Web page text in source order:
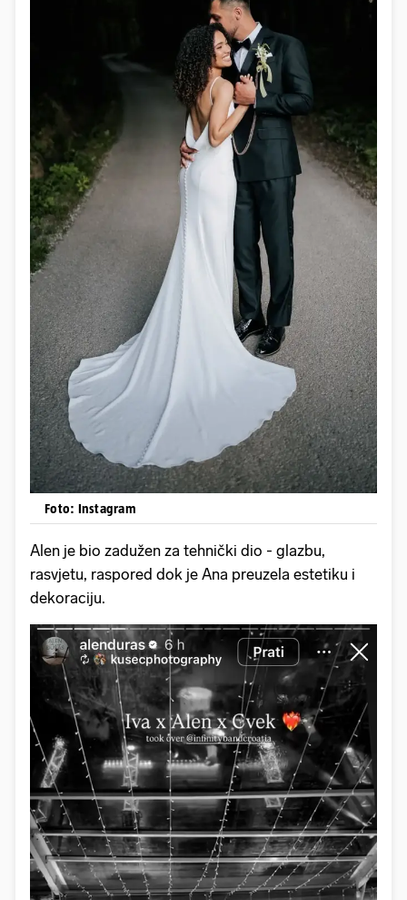
Foto: Instagram
Alen je bio zadužen za tehnički dio - glazbu,
rasvjetu, raspored dok je Ana preuzela estetiku i
dekoraciju.